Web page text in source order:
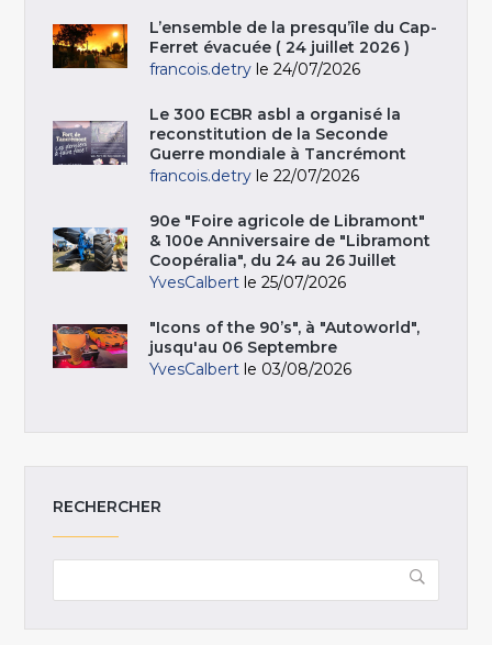
L’ensemble de la presqu’île du Cap-
Ferret évacuée ( 24 juillet 2026 )
francois.detry le 24/07/2026
Le 300 ECBR asbl a organisé la
reconstitution de la Seconde
Guerre mondiale à Tancrémont
francois.detry le 22/07/2026
90e "Foire agricole de Libramont"
& 100e Anniversaire de "Libramont
Coopéralia", du 24 au 26 Juillet
YvesCalbert le 25/07/2026
"Icons of the 90’s", à "Autoworld",
jusqu'au 06 Septembre
YvesCalbert le 03/08/2026
RECHERCHER